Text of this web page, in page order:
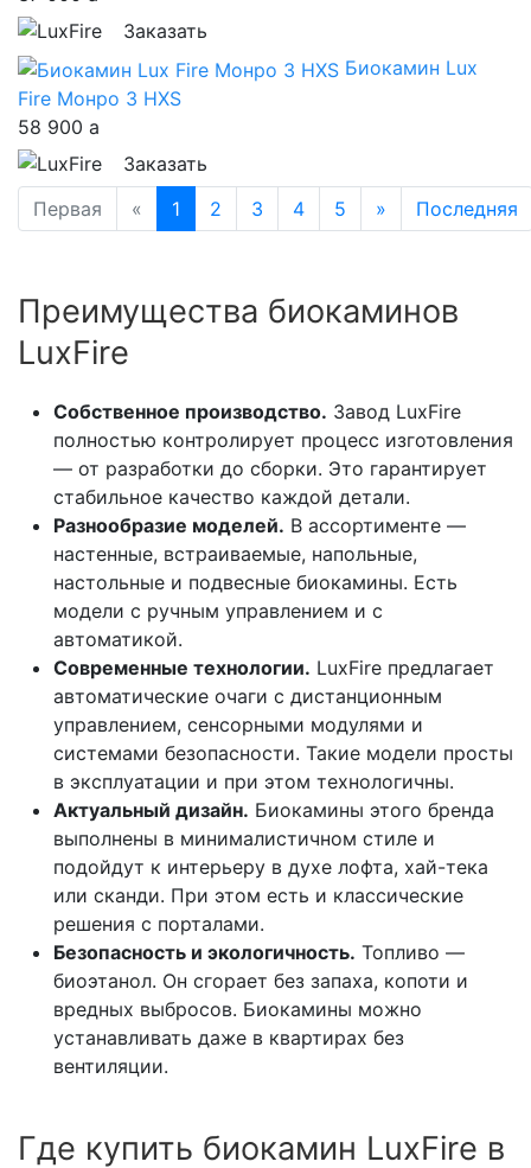
Заказать
Биокамин Lux
Fire Монро 3 НXS
58 900 a
Заказать
Первая
« 1 2 3 4 5 » Последняя
Преимущества биокаминов
LuxFire
Собственное производство. Завод LuxFire
полностью контролирует процесс изготовления
— от разработки до сборки. Это гарантирует
стабильное качество каждой детали.
Разнообразие моделей. В ассортименте —
настенные, встраиваемые, напольные,
настольные и подвесные биокамины. Есть
модели с ручным управлением и с
автоматикой.
Современные технологии. LuxFire предлагает
автоматические очаги с дистанционным
управлением, сенсорными модулями и
системами безопасности. Такие модели просты
в эксплуатации и при этом технологичны.
Актуальный дизайн. Биокамины этого бренда
выполнены в минималистичном стиле и
подойдут к интерьеру в духе лофта, хай-тека
или сканди. При этом есть и классические
решения с порталами.
Безопасность и экологичность. Топливо —
биоэтанол. Он сгорает без запаха, копоти и
вредных выбросов. Биокамины можно
устанавливать даже в квартирах без
вентиляции.
Где купить биокамин LuxFire в